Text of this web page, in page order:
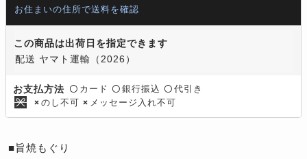
お住まいの住所で送料を確認
この商品は出荷日を指定できます
配送 ヤマト運輸（2026）
お支払方法 〇 カード 〇 銀行振込 〇 代引き
× のし不可 × メッセージ入れ不可
■旨焼もぐり